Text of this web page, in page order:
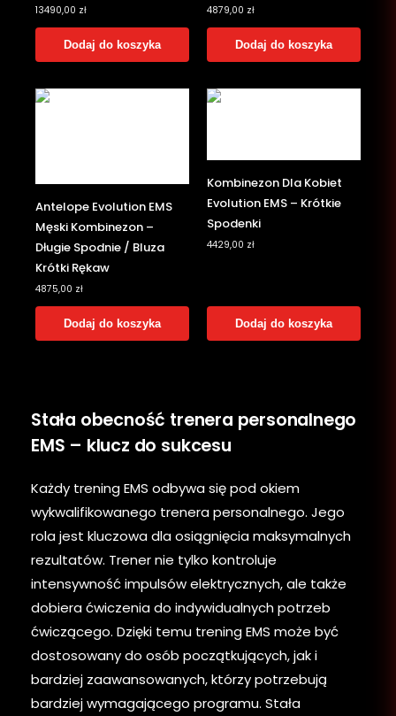
13490,00 zł
Dodaj do koszyka
4879,00 zł
Dodaj do koszyka
Antelope Evolution EMS
Męski Kombinezon –
Długie Spodnie / Bluza
Krótki Rękaw
4875,00 zł
Dodaj do koszyka
Kombinezon Dla Kobiet
Evolution EMS – Krótkie
Spodenki
4429,00 zł
Dodaj do koszyka
Stała obecność trenera personalnego
EMS – klucz do sukcesu
Każdy trening EMS odbywa się pod okiem
wykwalifikowanego trenera personalnego. Jego
rola jest kluczowa dla osiągnięcia maksymalnych
rezultatów. Trener nie tylko kontroluje
intensywność impulsów elektrycznych, ale także
dobiera ćwiczenia do indywidualnych potrzeb
ćwiczącego. Dzięki temu trening EMS może być
dostosowany do osób początkujących, jak i
bardziej zaawansowanych, którzy potrzebują
bardziej wymagającego programu. Stała